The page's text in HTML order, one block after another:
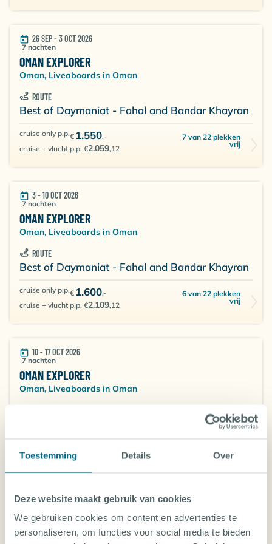
Toestemming Details Over
Deze website maakt gebruik van cookies
We gebruiken cookies om content en advertenties te
personaliseren, om functies voor social media te bieden
in harmonie met de omgeving te duiken.
26 SEP - 3 OCT 2026
7 nachten
OMAN EXPLORER
Oman, Liveaboards in Oman
ROUTE
Best of Daymaniat - Fahal and Bandar Khayran
cruise only p.p.€ 1.550,-
cruise + vlucht p.p. €2.059,12
7 van 22 plekken
vrij
3 - 10 OCT 2026
7 nachten
OMAN EXPLORER
Oman, Liveaboards in Oman
ROUTE
Best of Daymaniat - Fahal and Bandar Khayran
cruise only p.p.€ 1.600,-
cruise + vlucht p.p. €2.109,12
6 van 22 plekken
vrij
10 - 17 OCT 2026
7 nachten
OMAN EXPLORER
Oman, Liveaboards in Oman
Best of Daymaniat - Fahal and Bandar Khayran
cruise + vlucht p.p. €
13 van 22
plekken vrij
7 nachten
OMAN EXPLORER